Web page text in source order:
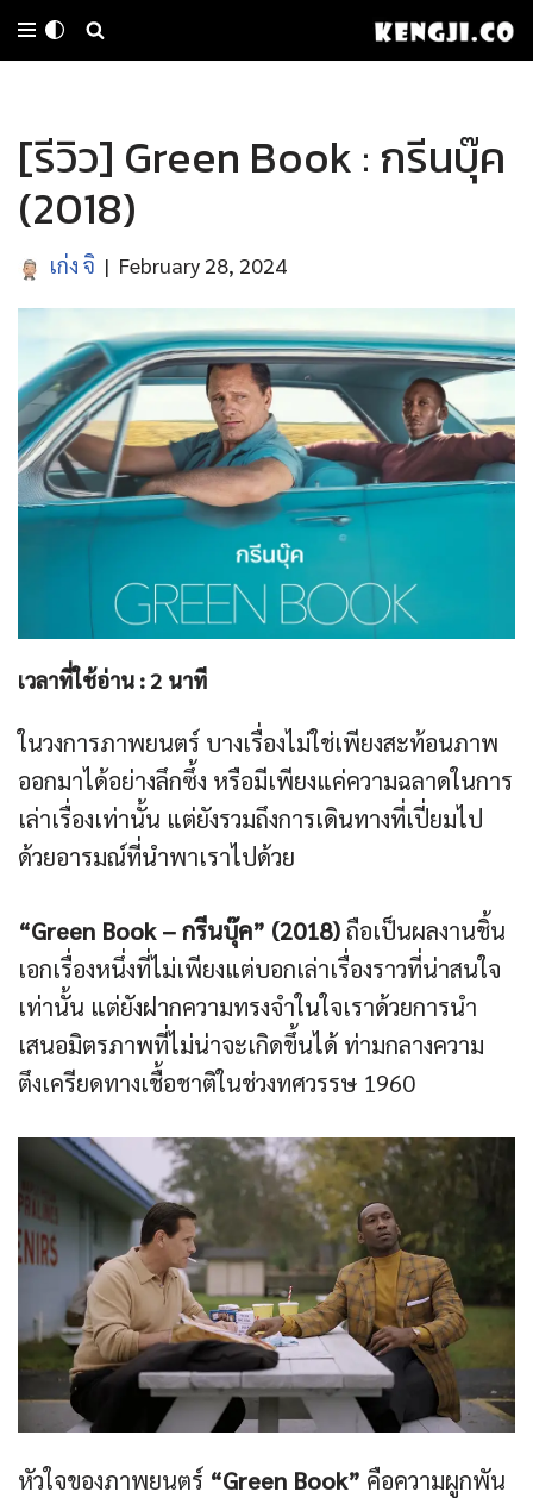
Skip
content
[รีวิว] Green Book : กรีนบุ๊ค
(2018)
เก่ง จิ February 28, 2024
เวลาที่ใช้อ่าน :2 นาที
ในวงการภาพยนตร์ บางเรื่องไม่ใช่เพียงสะท้อนภาพ
ออกมาได้อย่างลึกซึ้ง หรือมีเพียงแค่ความฉลาดในการ
เล่าเรื่องเท่านั้น แต่ยังรวมถึงการเดินทางที่เปี่ยมไป
ด้วยอารมณ์ที่นำพาเราไปด้วย
“Green Book – กรีนบุ๊ค” (2018)ถือเป็นผลงานชิ้น
เอกเรื่องหนึ่งที่ไม่เพียงแต่บอกเล่าเรื่องราวที่น่าสนใจ
เท่านั้น แต่ยังฝากความทรงจำในใจเราด้วยการนำ
เสนอมิตรภาพที่ไม่น่าจะเกิดขึ้นได้ ท่ามกลางความ
ตึงเครียดทางเชื้อชาติในช่วงทศวรรษ 1960
หัวใจของภาพยนตร์ “Green Book” คือความผูกพัน